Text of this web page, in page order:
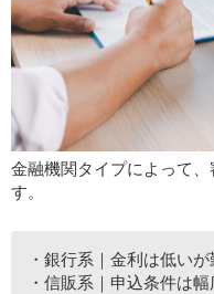
金融機関タイプによって
す。
・銀行系｜金利は低い
・信販系｜申込条件は